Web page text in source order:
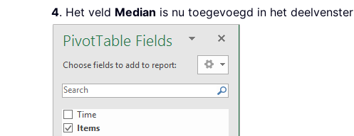
4. Het veld Median is nu toegevoegd in het deelvenster